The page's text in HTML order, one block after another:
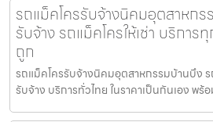
รถแม็คโครรับจ้างนิคมอุตสาหก
รับจ้าง รถแม็คโครให้เช่า บริการ
ถูก
รถแม็คโครรับจ้างนิคมอุตสาหกรรมบ้านบึง ร
รับจ้าง บริการทั่วไทย ในราคาเป็นกันเอง พ